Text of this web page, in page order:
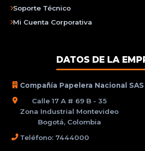
Soporte Técnico
Mi Cuenta Corporativa
DATOS DE LA
Compañía Papelera Nacional SAS
Calle 17 A # 69 B - 35
Zona Industrial Montevideo
Bogotá, Colombia
Teléfono: 7444000